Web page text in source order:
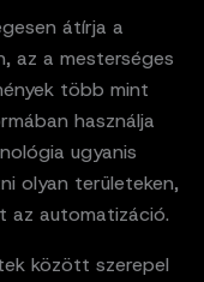
átírja a
az a mesterséges
több mint
használja
ugyanis
olyan területeken,
az automatizáció.
között szerepel